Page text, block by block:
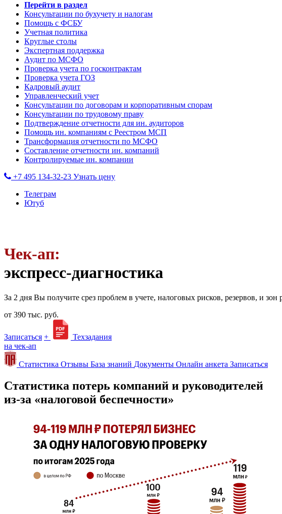
Перейти в раздел
Консультации по бухучету и налогам
Помощь с ФСБУ
Учетная политика
Круглые столы
Экспертная поддержка
Аудит по МСФО
Проверка учета по госконтрактам
Проверка учета ГОЗ
Кадровый аудит
Управленческий учет
Консультации по договорам и корпоративным спорам
Консультации по трудовому праву
Подтверждение отчетности для ин. аудиторов
Помощь ин. компаниям с Реестром МСП
Трансформация отчетности по МСФО
Составление отчетности ин. компаний
Контролируемые ин. компании
+7 495 134-32-23 Узнать цену
Телеграм
Ютуб
Чек-ап:
экспресс-диагностика
За 2 дня Вы получите срез проблем в учете, налоговых рисков, резервов, и
от 390 тыс. руб.
Записаться +
Техзадания
на чек-ап
Статистика Отзывы База знаний Документы Онлайн анкета Записаться
Статистика потерь компаний и руководителей
из-за «налоговой беспечности»